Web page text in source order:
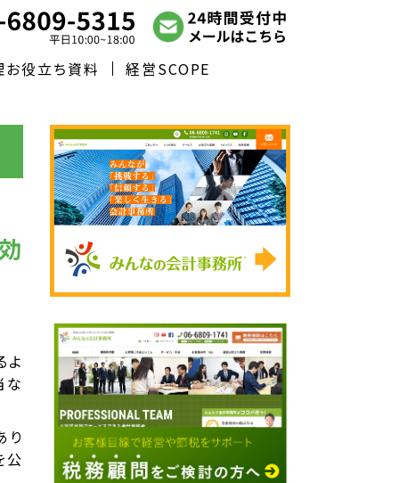
お役立ち資料 経営SCOPE
よ
な
り
公